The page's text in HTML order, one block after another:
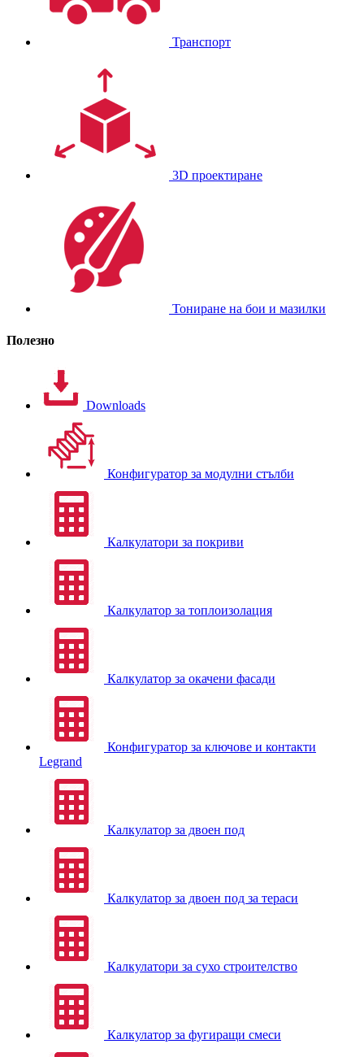
Транспорт
3D проектиране
Тониране на бои и мазилки
Полезно
Downloads
Конфигуратор за модулни стълби
Калкулатори за покриви
Калкулатор за топлоизолация
Калкулатор за окачени фасади
Конфигуратор за ключове и контакти
Legrand
Калкулатор за двоен под
Калкулатор за двоен под за тераси
Калкулатори за сухо строителство
Калкулатор за фугиращи смеси